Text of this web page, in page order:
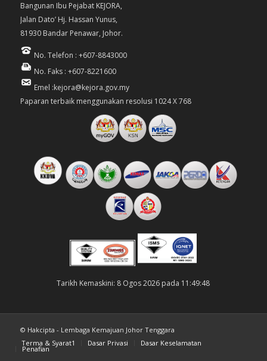
Bangunan Ibu Pejabat KEJORA,
Jalan Dato’ Hj. Hassan Yunus,
81930 Bandar Penawar, Johor.
No. Telefon : +607-8843000
No. Faks : +607-8221600
Emel :kejora@kejora.gov.my
Paparan terbaik menggunakan resolusi 1024 X 768
Tarikh Kemaskini: 8 Ogos 2026 pada 11:49:48
© Hakcipta - Lembaga Kemajuan Johor Tenggara
Terma & Syarat1
Dasar Privasi Dasar Keselamatan
Penafian